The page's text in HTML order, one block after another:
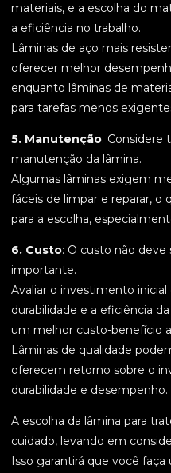
materiais, e a escolha do
a eficiência no trabalho.
Lâminas de aço mais
oferecer melhor
enquanto lâminas de
para tarefas menos
5. Manutenção: Considere
manutenção da lâmina.
Algumas lâminas exigem
fáceis de limpar e reparar, o
para a escolha,
6. Custo: O custo não deve
importante.
Avaliar o investimento
durabilidade e a eficiência
um melhor custo-benefício
Lâminas de qualidade
oferecem retorno sobre o
durabilidade e desempenho.
A escolha da lâmina para
cuidado, levando em
Isso garantirá que você